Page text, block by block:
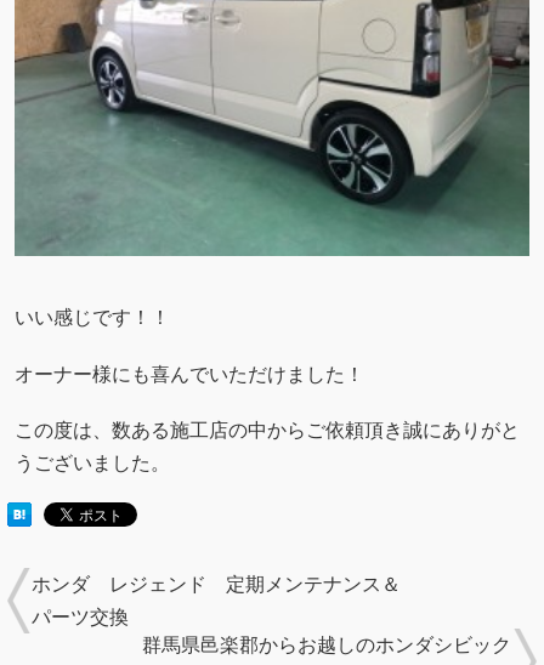
いい感じです！！
オーナー様にも喜んでいただけました！
この度は、数ある施工店の中からご依頼頂き誠にありがと
うございました。
ホンダ レジェンド 定期メンテナンス＆
パーツ交換
群馬県邑楽郡からお越しのホンダシビック